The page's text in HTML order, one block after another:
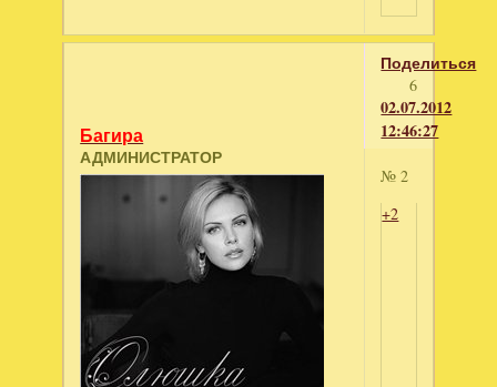
Поделиться
6
02.07.2012
12:46:27
Багира
АДМИНИСТРАТОР
№ 2
+2